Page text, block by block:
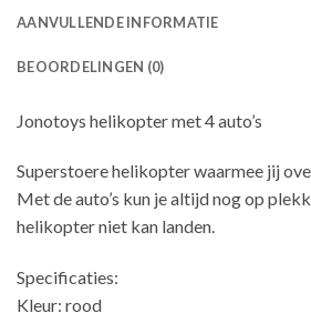
AANVULLENDE INFORMATIE
BEOORDELINGEN (0)
Jonotoys helikopter met 4 auto’s
Superstoere helikopter waarmee jij
Met de auto’s kun je altijd nog op
helikopter niet kan landen.
Specificaties:
Kleur: rood